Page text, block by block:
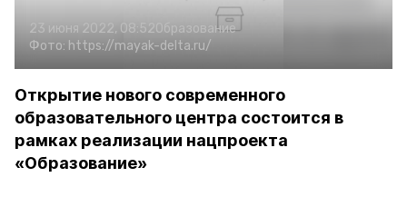
23 июня 2022, 08:52Образование
Фото: https://mayak-delta.ru/
Открытие нового современного
образовательного центра состоится в
рамках реализации нацпроекта
«Образование»